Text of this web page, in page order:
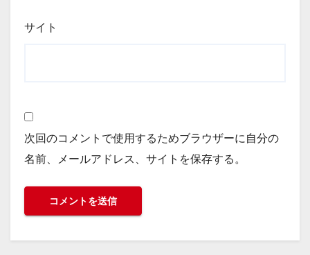
サイト
次回のコメントで使用するためブラウザーに自分の
名前、メールアドレス、サイトを保存する。